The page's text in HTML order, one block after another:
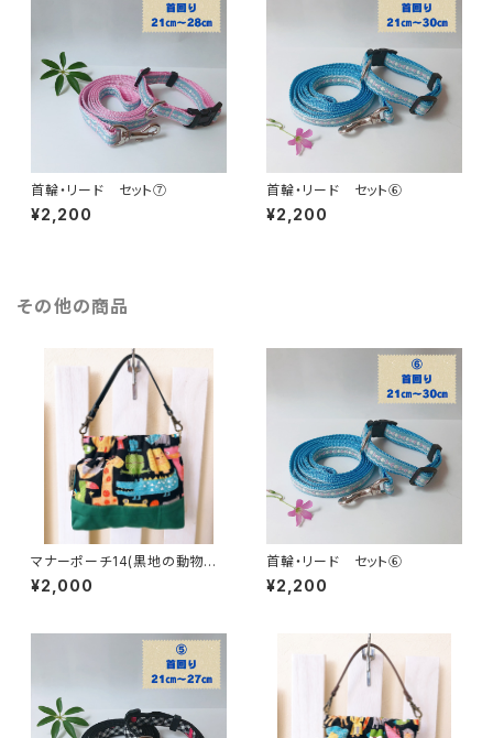
首輪・リード セット⑦
¥2,200
首輪・リード セット⑥
¥2,200
その他の商品
マナーポーチ14(黒地の動物柄
に緑の無地）
¥2,000
首輪・リード セット⑥
¥2,200